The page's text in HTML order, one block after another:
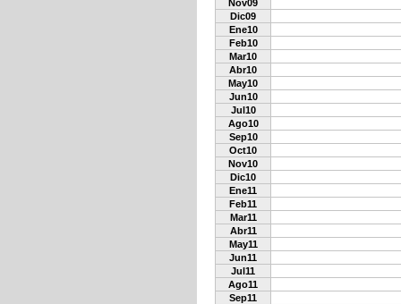
Nov09
Dic09
Ene10
Feb10
Mar10
Abr10
May10
Jun10
Jul10
Ago10
Sep10
Oct10
Nov10
Dic10
Ene11
Feb11
Mar11
Abr11
May11
Jun11
Jul11
Ago11
Sep11